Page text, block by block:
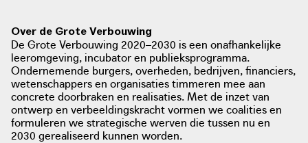
Over de Grote Verbouwing
De Grote Verbouwing 2020–2030 is een onafhankelijke
leeromgeving, incubator en publieksprogramma.
Ondernemende burgers, overheden, bedrijven, financiers,
wetenschappers en organisaties timmeren mee aan
concrete doorbraken en realisaties. Met de inzet van
ontwerp en verbeeldingskracht vormen we coalities en
formuleren we strategische werven die tussen nu en
2030 gerealiseerd kunnen worden.